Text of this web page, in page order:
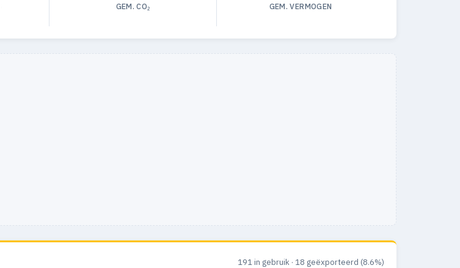
GEM. CO₂ GEM. VERMOGEN
191 in gebruik · 18 geëxporteerd (8.6%)